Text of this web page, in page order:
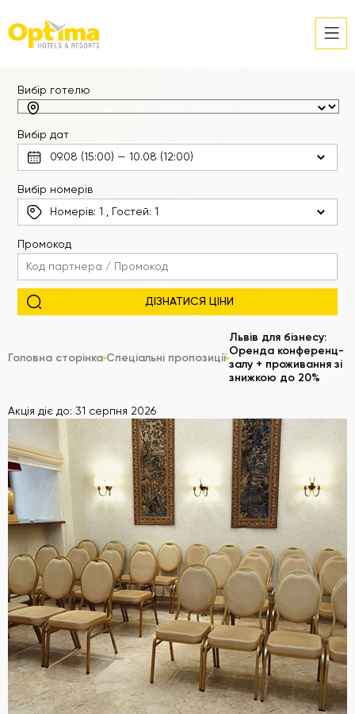
Вибір готелю
Вибір дат
Вибір номерів
Номерів:1 , Гостей: 1
Промокод
Головна сторінка Спеціальні пропозиції
Львів для бізнесу:
Оренда конференц-
залу + проживання зі
знижкою до 20%
Акція діє до: 31 серпня 2026